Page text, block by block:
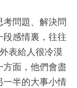
問題、解決問
感情裏，往往
表給人很冷漠
面，他們會盡
一半的大事小情